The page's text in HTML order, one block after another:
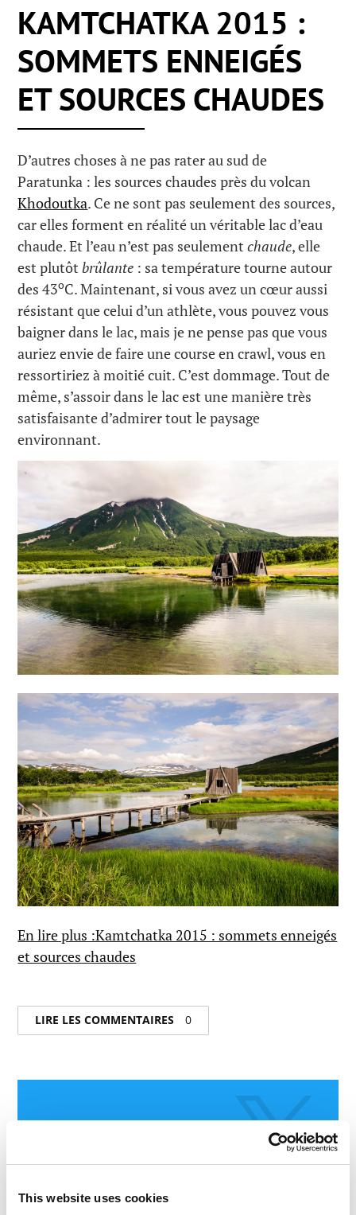
This website uses cookies
KAMTCHATKA 2015 :
SOMMETS ENNEIGÉS
ET SOURCES CHAUDES
D’autres choses à ne pas rater au sud de
Paratunka : les sources chaudes près du volcan
Khodoutka. Ce ne sont pas seulement des sources,
car elles forment en réalité un véritable lac d’eau
chaude. Et l’eau n’est pas seulementchaude, elle
est plutôtbrûlante : sa température tourne autour
des 43oC. Maintenant, si vous avez un cœur aussi
résistant que celui d’un athlète, vous pouvez vous
baigner dans le lac, mais je ne pense pas que vous
auriez envie de faire une course en crawl, vous en
ressortiriez à moitié cuit. C’est dommage. Tout de
même, s’assoir dans le lac est une manière très
satisfaisante d’admirer tout le paysage
environnant.
En lire plus :Kamtchatka 2015 : sommets enneigés
et sources chaudes
LIRE LES COMMENTAIRES 0